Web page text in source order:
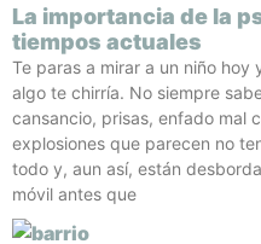
La importancia de la
tiempos actuales
Te paras a mirar a un niño hoy
algo te chirría. No siempre
cansancio, prisas, enfado mal
explosiones que parecen no
todo y, aun así, están
móvil antes que